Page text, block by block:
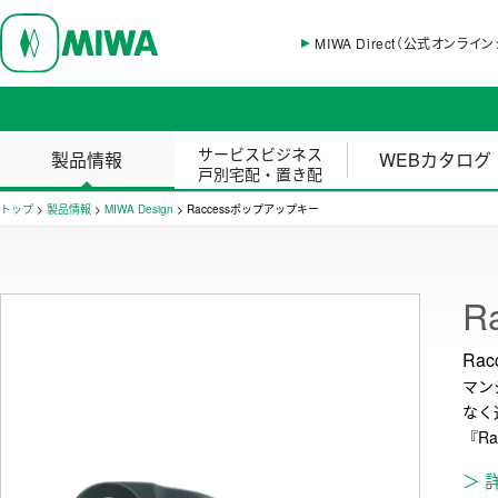
MIWA Direct（公式オンライン
製品情報
サービスビジネス
戸別宅配・置き配
WEBカタログ
トップ > 製品情報 > MIWA Design > Raccessポップアップキー
マ
な
『
＞